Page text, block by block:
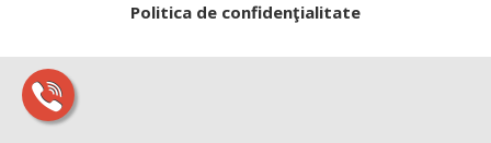
Politica de confidenţialitate